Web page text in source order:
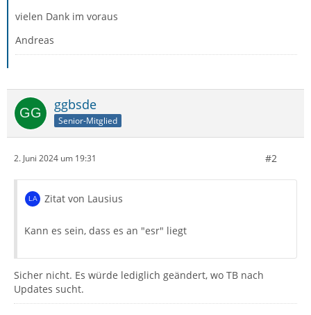
vielen Dank im voraus
Andreas
ggbsde
Senior-Mitglied
2. Juni 2024 um 19:31 #2
Zitat von Lausius
Kann es sein, dass es an "esr" liegt
Sicher nicht. Es würde lediglich geändert, wo TB nach
Updates sucht.